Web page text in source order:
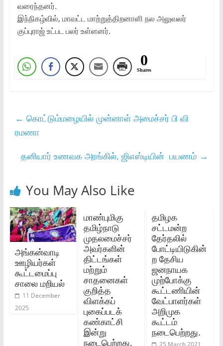
வரைந்தனர்.
இந்நிகழ்வில், மாவட்ட மாற்றுத்திறனாளி நல அலுவலர்
குப்புராஜ் உட்பட பலர் உள்ளனர்.
0
Shares
← கொட்டும்மழையில் முன்னாள் அமைச்சர் பி வி
ரமணா
தனியார் உணவக அரங்கில், ஜிஎஸ்டியின் பயணம் →
You May Also Like
அங்கன்வாடி
ஊழியர்கள்
கூட்டமைப்பு
சாலை மறியல்
11 December
2025
மாண்புமிகு
தமிழ்நாடு
முதலமைச்சர்‌
அவர்களின்‌
திட்டங்கள்‌
மற்றும்‌
சாதனைகள்‌
குறித்த
விளக்கப்‌
புகைப்படக்‌
கண்காட்சி
இன்று
நடைபெற்றது.
தமிழக
சட்டமன்ற
தேர்தலில்
போட்டியிடுகின்
ற தேசிய
ஜனநாயக
முற்போக்கு
கூட்டணியின்
வேட்பாளர்கள்
அறிமுக
கூட்டம்
நடைபெற்றது.
25 March 2021